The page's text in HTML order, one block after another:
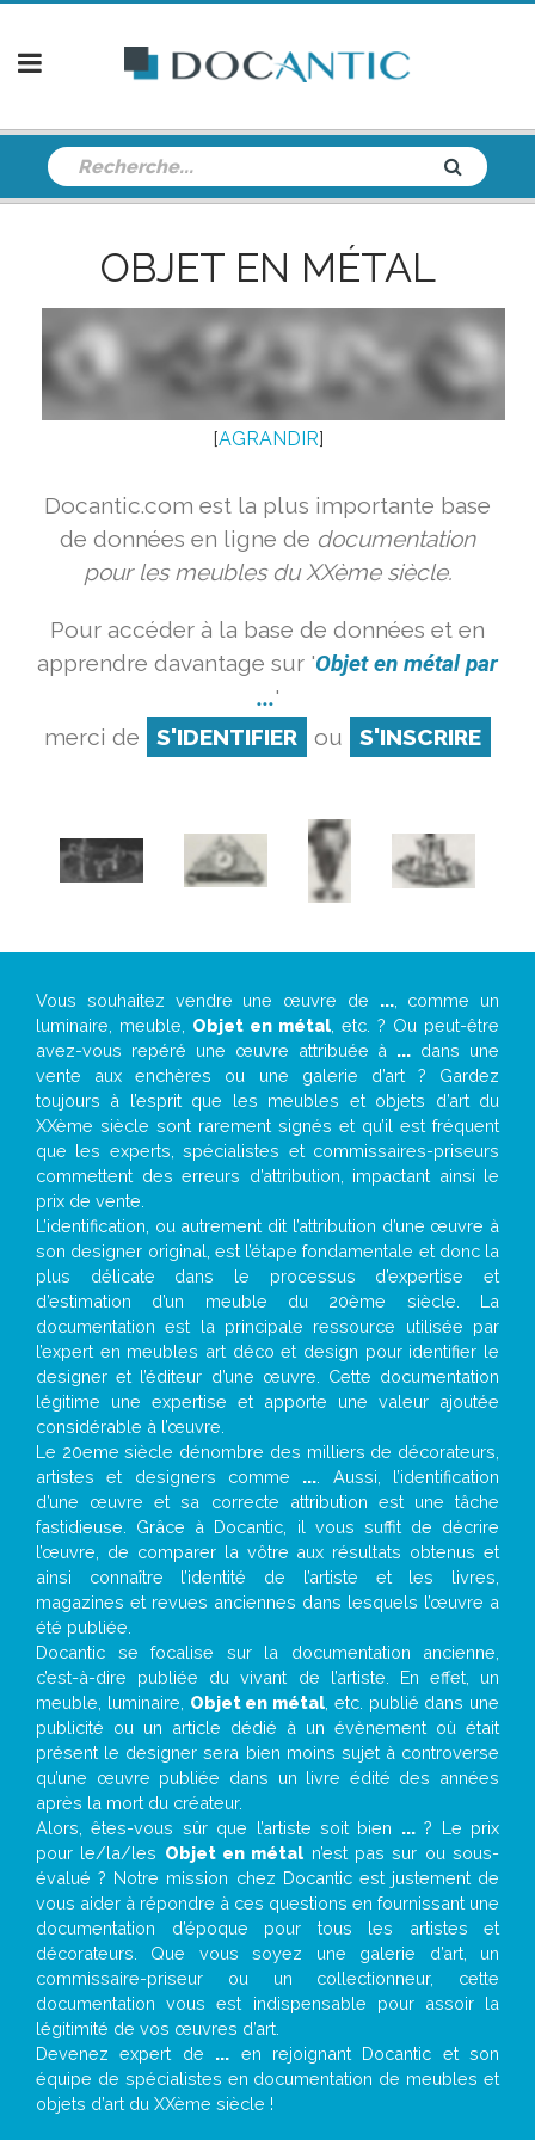
OBJET EN MÉTAL
[AGRANDIR]
Docantic.com est la plus importante base
de données en ligne de documentation
pour les meubles du XXème siècle.
Pour accéder à la base de données et en
apprendre davantage sur 'Objet en métal par
...'
merci de
S'IDENTIFIER ou S'INSCRIRE
Vous souhaitez vendre une œuvre de ..., comme un
luminaire, meuble, Objet en métal , etc. ? Ou peut-être
avez-vous repéré une œuvre attribuée à ... dans une
vente aux enchères ou une galerie d’art ? Gardez
toujours à l’esprit que les meubles et objets d’art du
XXème siècle sont rarement signés et qu’il est fréquent
que les experts, spécialistes et commissaires-priseurs
commettent des erreurs d’attribution, impactant ainsi le
prix de vente.
L’identification, ou autrement dit l’attribution d’une œuvre à
son designer original, est l’étape fondamentale et donc la
plus délicate dans le processus d’expertise et
d’estimation d’un meuble du 20ème siècle. La
documentation est la principale ressource utilisée par
l’expert en meubles art déco et design pour identifier le
designer et l’éditeur d’une œuvre. Cette documentation
légitime une expertise et apporte une valeur ajoutée
considérable à l’œuvre.
Le 20eme siècle dénombre des milliers de décorateurs,
artistes et designers comme ... . Aussi, l’identification
d’une œuvre et sa correcte attribution est une tâche
fastidieuse. Grâce à Docantic, il vous suffit de décrire
l’œuvre, de comparer la vôtre aux résultats obtenus et
ainsi connaître l’identité de l’artiste et les livres,
magazines et revues anciennes dans lesquels l’œuvre a
été publiée.
Docantic se focalise sur la documentation ancienne,
c’est-à-dire publiée du vivant de l’artiste. En effet, un
meuble, luminaire, Objet en métal , etc. publié dans une
publicité ou un article dédié à un évènement où était
présent le designer sera bien moins sujet à controverse
qu’une œuvre publiée dans un livre édité des années
après la mort du créateur.
Alors, êtes-vous sûr que l’artiste soit bien ...? Le prix
pour le/la/les Objet en métal n’est pas sur ou sous-
évalué ? Notre mission chez Docantic est justement de
vous aider à répondre à ces questions en fournissant une
documentation d’époque pour tous les artistes et
décorateurs. Que vous soyez une galerie d’art, un
commissaire-priseur ou un collectionneur, cette
documentation vous est indispensable pour assoir la
légitimité de vos œuvres d’art.
Devenez expert de ... en rejoignant Docantic et son
équipe de spécialistes en documentation de meubles et
objets d’art du XXème siècle !